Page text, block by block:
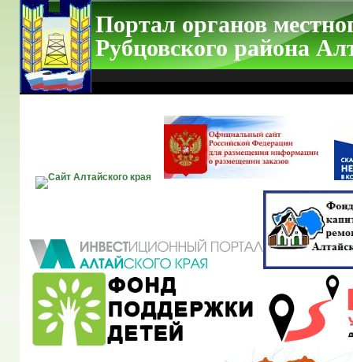
Портал органов
Рубцовского района